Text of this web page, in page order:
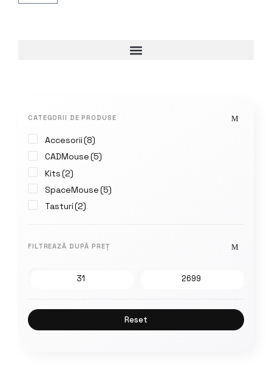
CATEGORII DE PRODUSE
Accesorii(8)
CADMouse(5)
Kits(2)
SpaceMouse(5)
Tasturi(2)
FILTREAZĂ DUPĂ PREȚ
Reset